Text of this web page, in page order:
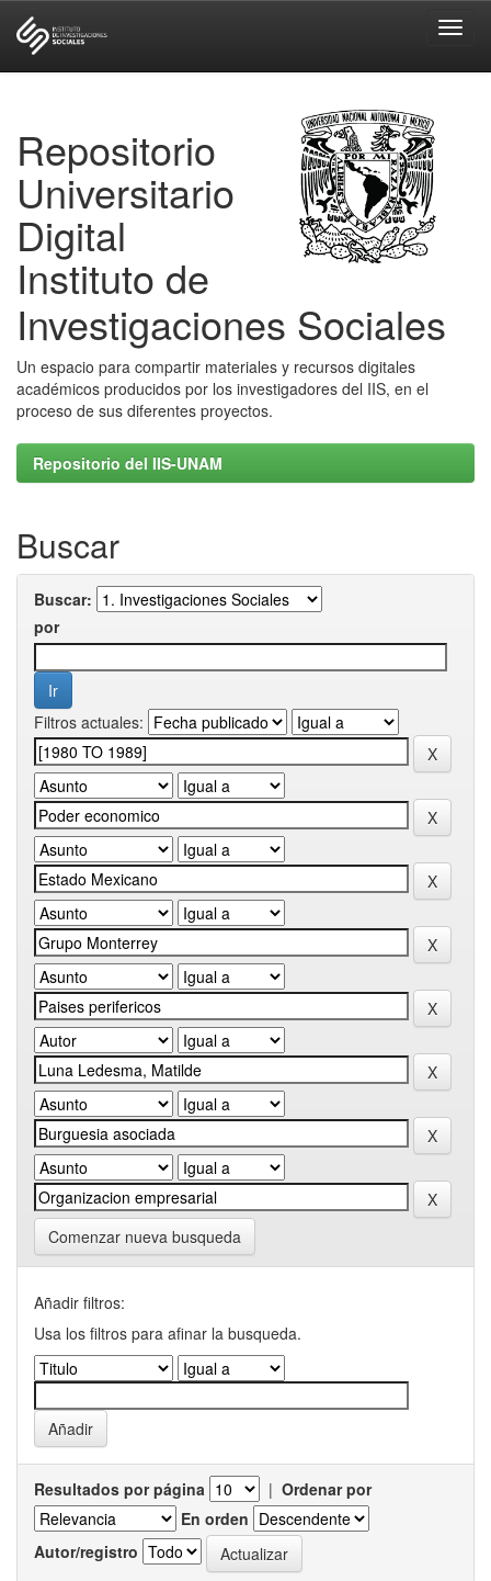
Repositorio
Universitario
Digital
Instituto de
Investigaciones Sociales
Un espacio para compartir materiales y recursos digitales
académicos producidos por los investigadores del IIS, en el
proceso de sus diferentes proyectos.
Repositorio del IIS-UNAM
Buscar
Buscar:
por
Filtros actuales:
Comenzar nueva busqueda
Añadir filtros:
Usa los filtros para afinar la busqueda.
Resultados por página | Ordenar por
En orden
Autor/registro